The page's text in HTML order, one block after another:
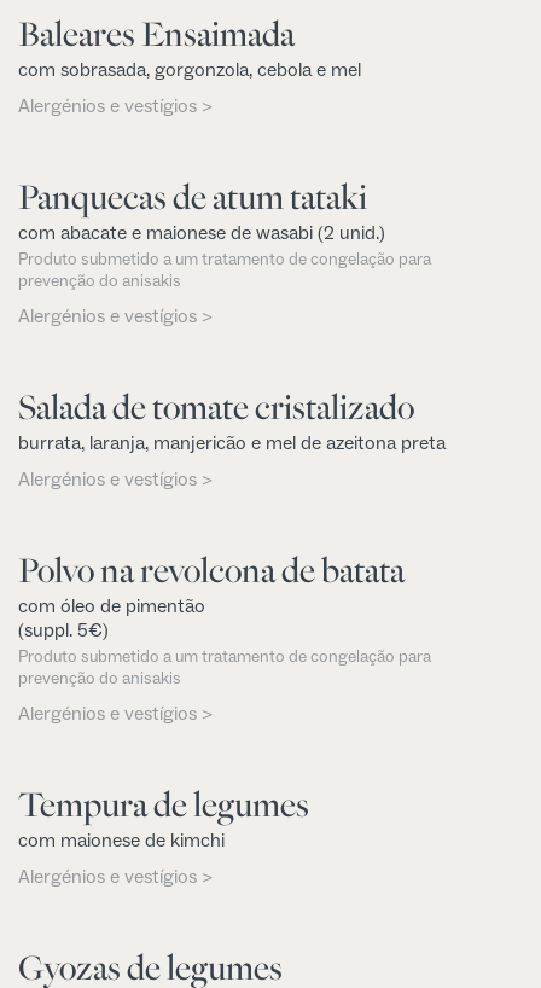
Baleares Ensaimada
com sobrasada, gorgonzola, cebola e mel
Alergénios e vestígios >
Panquecas de atum tataki
com abacate e maionese de wasabi (2 unid.)
Produto submetido a um tratamento de congelação para
prevenção do anisakis
Alergénios e vestígios >
Salada de tomate cristalizado
burrata, laranja, manjericão e mel de azeitona preta
Alergénios e vestígios >
Polvo na revolcona de batata
com óleo de pimentão
(suppl. 5€)
Produto submetido a um tratamento de congelação para
prevenção do anisakis
Alergénios e vestígios >
Tempura de legumes
com maionese de kimchi
Alergénios e vestígios >
Gyozas de legumes